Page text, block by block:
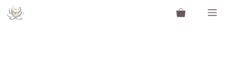
Aller
au